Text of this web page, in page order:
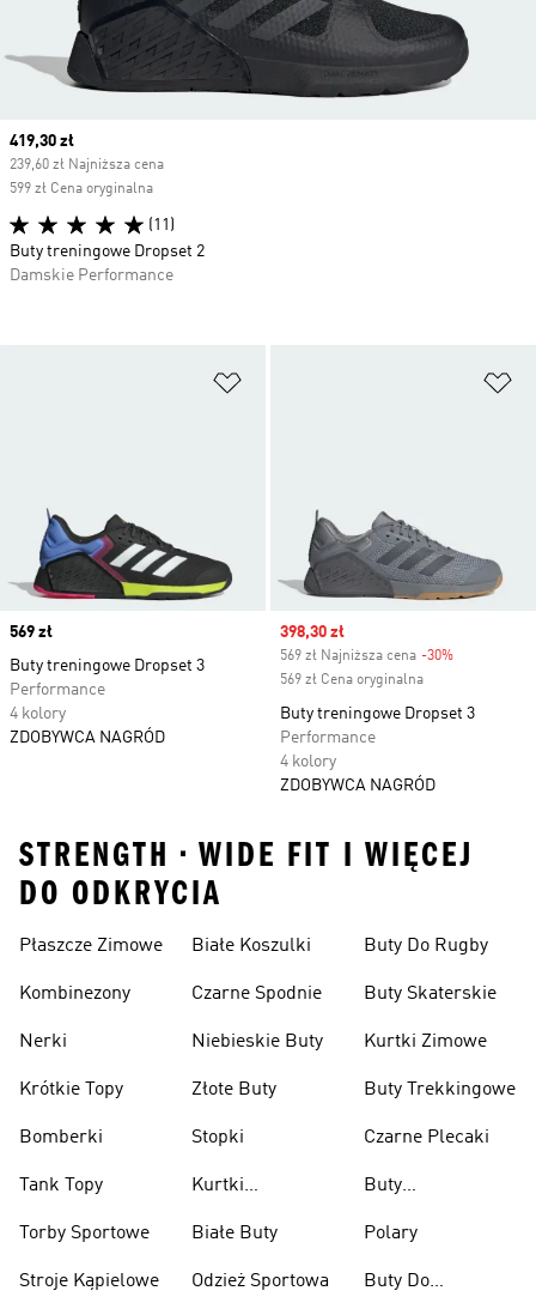
Price
569 zł
Buty treningowe Dropset 3
Performance
4 kolory
ZDOBYWCA NAGRÓD
Sale price
398,30 zł
569 zł Najniższa cena -30%
569 zł Cena oryginalna
Buty treningowe Dropset 3
Performance
4 kolory
ZDOBYWCA NAGRÓD
Current price
419,30 zł
239,60 zł Najniższa cena
599 zł Cena oryginalna
(11)
Buty treningowe Dropset 2
Damskie Performance
STRENGTH • WIDE FIT I WIĘCEJ
DO ODKRYCIA
Płaszcze Zimowe
Kombinezony
Nerki
Krótkie Topy
Bomberki
Tank Topy
Torby Sportowe
Stroje Kąpielowe
Białe Koszulki
Czarne Spodnie
Niebieskie Buty
Złote Buty
Stopki
Kurtki
Białe Buty
Odzież Sportowa
Buty Do Rugby
Buty Skaterskie
Kurtki Zimowe
Buty Trekkingowe
Czarne Plecaki
Buty
Polary
Buty Do